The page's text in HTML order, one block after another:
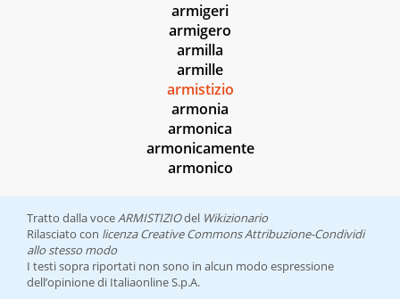
armigeri
armigero
armilla
armille
armistizio
armonia
armonica
armonicamente
armonico
Tratto dalla voceARMISTIZIOdel Wikizionario
Rilasciato con licenza Creative Commons Attribuzione-Condividi
allo stesso modo
I testi sopra riportati non sono in alcun modo espressione
dell’opinione di Italiaonline S.p.A.